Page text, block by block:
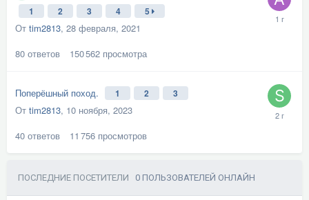
1 2 3 4 5
От tim2813, 28 февраля, 2021
80 ответов 150 562 просмотра
Поперёшный поход. 1 2 3
От tim2813, 10 ноября, 2023
40 ответов 11 756 просмотров
ПОСЛЕДНИЕ ПОСЕТИТЕЛИ 0 ПОЛЬЗОВАТЕЛЕЙ ОНЛАЙН